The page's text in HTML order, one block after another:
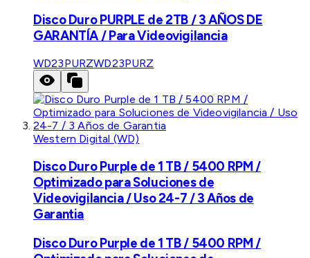
Disco Duro PURPLE de 2TB / 3 AÑOS DE
GARANTÍA / Para Videovigilancia
WD23PURZWD23PURZ
Western Digital (WD)
Disco Duro Purple de 1 TB / 5400 RPM /
Optimizado para Soluciones de
Videovigilancia / Uso 24-7 / 3 Años de
Garantia
Disco Duro Purple de 1 TB / 5400 RPM /